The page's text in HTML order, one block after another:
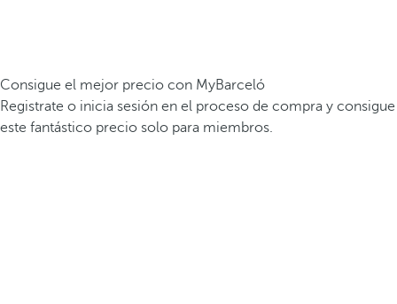
Consigue el mejor precio con MyBarceló
Registrate o inicia sesión en el proceso de compra y consigue
este fantástico precio solo para miembros.